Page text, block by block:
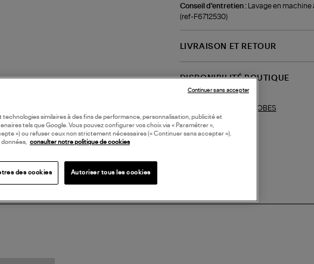
Conseil d'entretien :
Lavage en machine
(ref-F6712530)
LIVRAISON ET RETOUR
DISPONIBILITÉ BOUTIQUE
ROBES
technologies similaires à des fins de performance, personnalisation, publicité et
tels que Google. Vous pouvez configurer vos choix via « Paramétrer »,
») ou refuser ceux non strictement nécessaires (« Continuer sans accepter »).
données, consulter notre politique de cookies
des cookies Autoriser tous les cookies
Continuer sans accepter